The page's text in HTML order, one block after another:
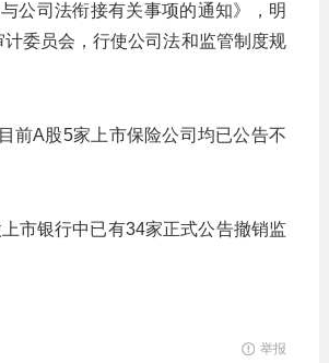
公司法衔接有关事项的通知》，明
委员会，行使公司法和监管制度规
前A股5家上市保险公司均已公告不
市银行中已有34家正式公告撤销监
举报